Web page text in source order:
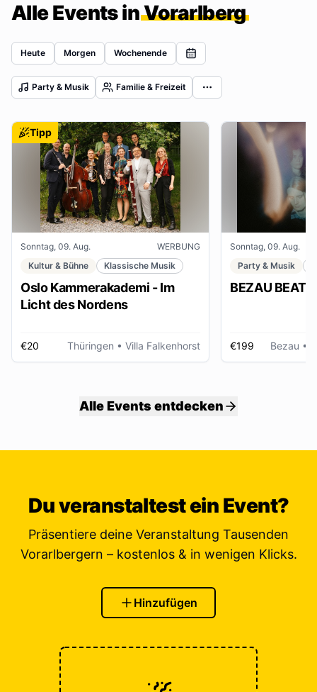
Alle Events inVorarlberg
Heute Morgen Wochenende
Party & Musik Familie & Freizeit
Tipp
Sonntag, 09. Aug.
WERBUNG
Kultur & Bühne
Klassische Musik
Oslo Kammerakademi - Im
Licht des Nordens
€20 Thüringen • Villa Falkenhorst
Sonntag, 09. Aug.
Party & Musik
BEZAU BEATZ
€199 Bezau •
Alle Events entdecken
Du veranstaltest ein Event?
Präsentiere deine Veranstaltung Tausenden
Vorarlbergern – kostenlos & in wenigen Klicks.
Hinzufügen